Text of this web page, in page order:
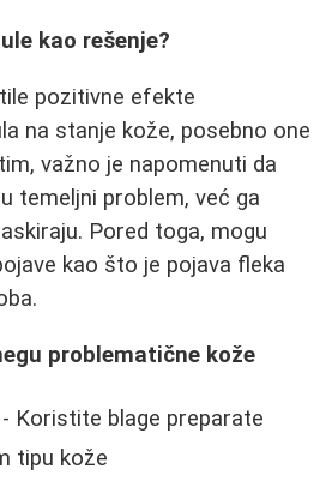
kao rešenje?
pozitivne efekte
na stanje kože, posebno one
važno je napomenuti da
temeljni problem, već ga
Pored toga, mogu
kao što je pojava fleka
problematične kože
- Koristite blage preparate
tipu kože